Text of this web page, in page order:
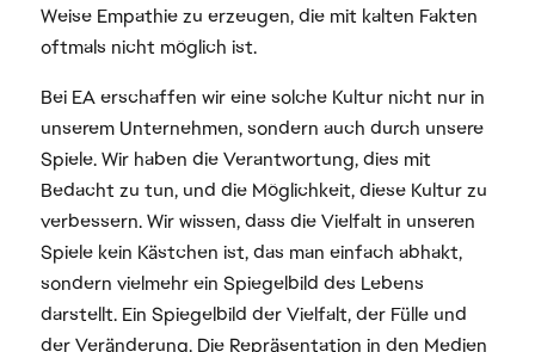
Weise Empathie zu erzeugen, die mit kalten Fakten
oftmals nicht möglich ist.
Bei EA erschaffen wir eine solche Kultur nicht nur in
unserem Unternehmen, sondern auch durch unsere
Spiele. Wir haben die Verantwortung, dies mit
Bedacht zu tun, und die Möglichkeit, diese Kultur zu
verbessern. Wir wissen, dass die Vielfalt in unseren
Spiele kein Kästchen ist, das man einfach abhakt,
sondern vielmehr ein Spiegelbild des Lebens
darstellt. Ein Spiegelbild der Vielfalt, der Fülle und
der Veränderung. Die Repräsentation in den Medien